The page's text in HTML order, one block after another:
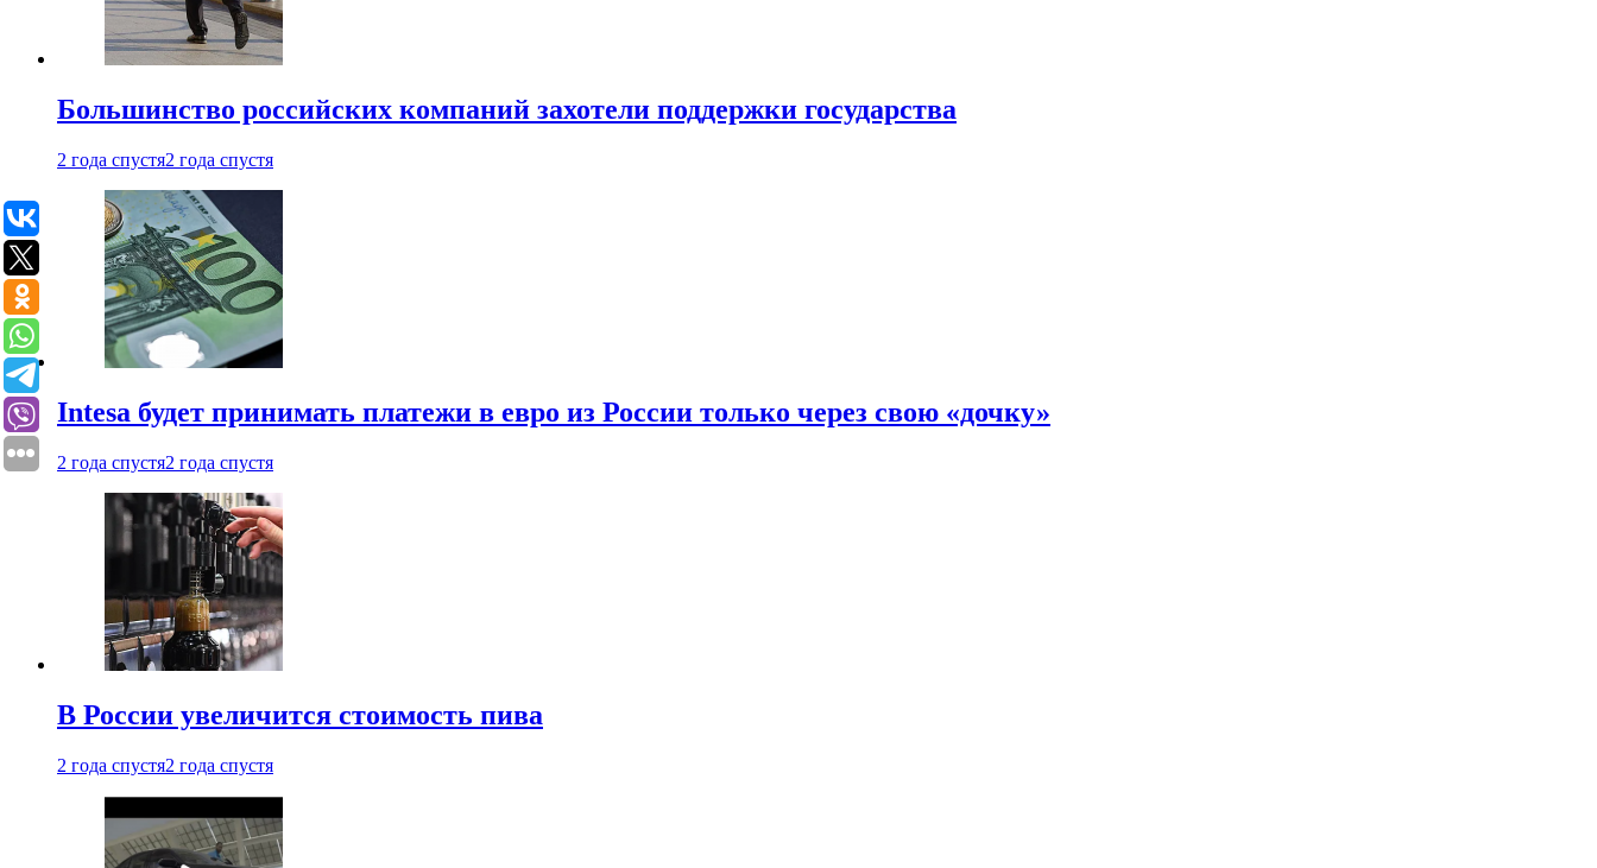
Большинство российских компаний захотели поддержки государства
2 года спустя2 года спустя
Intesa будет принимать платежи в евро из России только через свою «дочку»
2 года спустя2 года спустя
В России увеличится стоимость пива
2 года спустя2 года спустя